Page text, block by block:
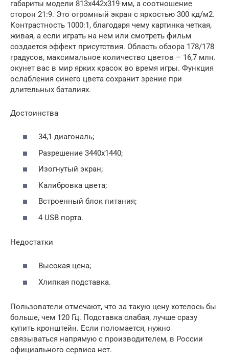
габариты модели 813х442х319 мм, а соотношение
сторон 21:9. Это огромный экран с яркостью 300 кд/м2.
Контрастность 1000:1, благодаря чему картинка четкая,
живая, а если играть на нем или смотреть фильм
создается эффект присутствия. Область обзора 178/178
градусов, максимальное количество цветов – 16,7 млн.
окунет вас в мир ярких красок во время игры. Функция
ослабления синего цвета сохранит зрение при
длительных баталиях.
Достоинства
34,1 диагональ;
Разрешение 3440х1440;
Изогнутый экран;
Калибровка цвета;
Встроенный блок питания;
4 USB порта.
Недостатки
Высокая цена;
Хлипкая подставка.
Пользователи отмечают, что за такую цену хотелось бы
больше, чем 120 Гц. Подставка слабая, лучше сразу
купить кронштейн. Если поломается, нужно
связываться напрямую с производителем, в России
официального сервиса нет.